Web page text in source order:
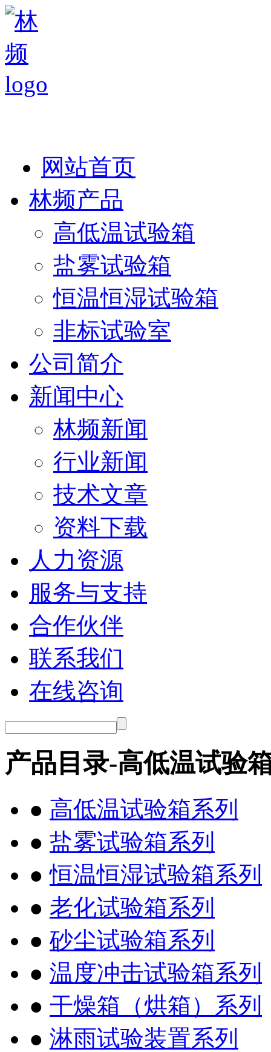
网站首页
林频产品
高低温试验箱
盐雾试验箱
恒温恒湿试验箱
非标试验室
公司简介
新闻中心
林频新闻
行业新闻
技术文章
资料下载
人力资源
服务与支持
合作伙伴
联系我们
在线咨询
产品目录-高低温试验
● 高低温试验箱系列
● 盐雾试验箱系列
●恒温恒湿试验箱系列
● 老化试验箱系列
● 砂尘试验箱系列
● 温度冲击试验箱系列
● 干燥箱（烘箱）系列
● 淋雨试验装置系列